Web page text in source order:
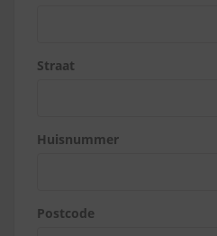
Straat
Huisnummer
Postcode